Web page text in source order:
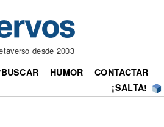
desde 2003
HUMOR
CONTACTAR
¡SALTA!